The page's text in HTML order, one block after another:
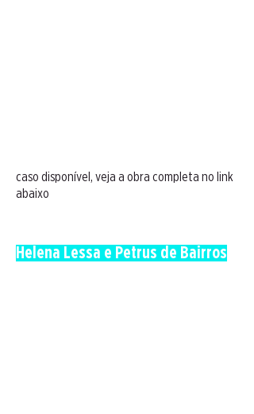
caso disponível, veja a obra completa no link
abaixo
Helena Lessa e Petrus de Bairros